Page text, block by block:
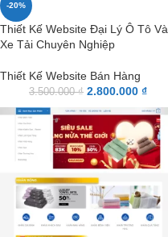
-20%
Thiết Kế Website Đại Lý Ô Tô Và
Xe Tải Chuyên Nghiệp
Thiết Kế Website Bán Hàng
3.500.000₫ 2.800.000 ₫